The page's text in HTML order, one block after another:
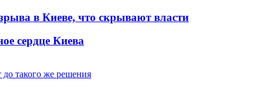
в Киеве, что скрывают власти
сердце Киева
такого же решения